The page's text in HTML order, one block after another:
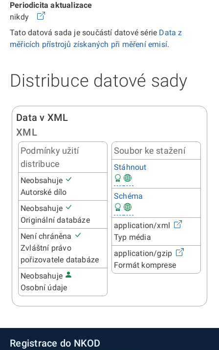
Periodicita aktualizace
nikdy
Tato datová sada je součástí datové série Data z
měřicích přístrojů získaných při měření emisí.
Distribuce datové sady
Data v XML
XML
Podmínky užití
distribuce
Neobsahuje
Autorské dílo
Neobsahuje
Originální databáze
Není chráněna
Zvláštní právo
pořizovatele databáze
Neobsahuje
Osobní údaje
Soubor ke stažení
Stáhnout
Schéma
application/xml
Typ média
application/gzip
Formát komprese
Registrace do NKOD